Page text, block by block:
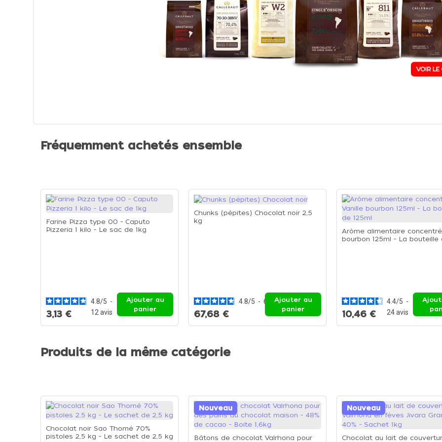
Fréquemment achetés ensemble
Farine Pizza type 00 - Caputo
Pizzeria 1 kilo - Le sac de 1kg
4.8/5 -
12avis
3,13 €
Ajouter au
panier
Chunks (pépites) Chocolat noir 2,5
kg
4.8/5 - 6 avis
67,68 €
Ajouter au
panier
Arôme alimentaire
bourbon 125ml - La bouteille
4.4/5 -
24avis
10,46 €
Produits de la même catégorie
Chocolat noir Sao Thomé 70%
pistoles 2,5 kg - Le sachet de 2,5 kg
Nouveau
Bâtons de chocolat Valrhona pour
Nouveau
Chocolat au lait de